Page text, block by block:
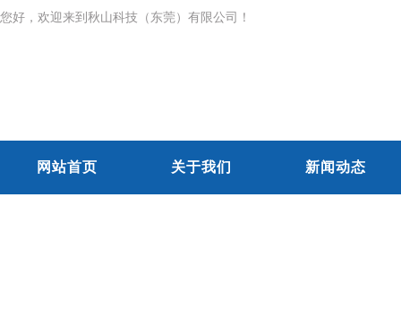
您好，欢迎来到秋山科技（东莞）有限公司！
网站首页 关于我们 新闻动态